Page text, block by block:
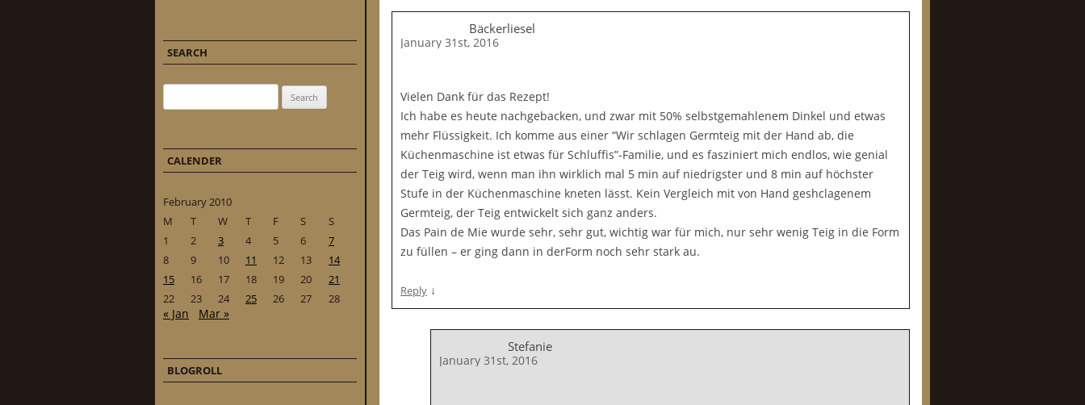
Bäckerliesel
January 31st, 2016
Vielen Dank für das Rezept!
Ich habe es heute nachgebacken, und zwar mit 50% selbstgemahlenem Dinkel und etwas
mehr Flüssigkeit. Ich komme aus einer “Wir schlagen Germteig mit der Hand ab, die
Küchenmaschine ist etwas für Schluffis”-Familie, und es fasziniert mich endlos, wie genial
der Teig wird, wenn man ihn wirklich mal 5 min auf niedrigster und 8 min auf höchster
Stufe in der Küchenmaschine kneten lässt. Kein Vergleich mit von Hand geshclagenem
Germteig, der Teig entwickelt sich ganz anders.
Das Pain de Mie wurde sehr, sehr gut, wichtig war für mich, nur sehr wenig Teig in die Form
zu füllen – er ging dann in derForm noch sehr stark au.
Reply ↓
Stefanie
January 31st, 2016
SEARCH
CALENDER
February 2010
M
T W T F S
S
1
2 3 4 5 6
7
8
9 10 11 12 13
14
15
16 17 18 19 20
21
22
23 24 25 26 27 28
« Jan Mar »
BLOGROLL